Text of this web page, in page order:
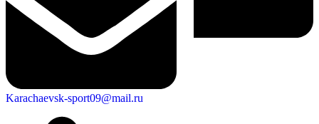
Karachaevsk-sport09@mail.ru